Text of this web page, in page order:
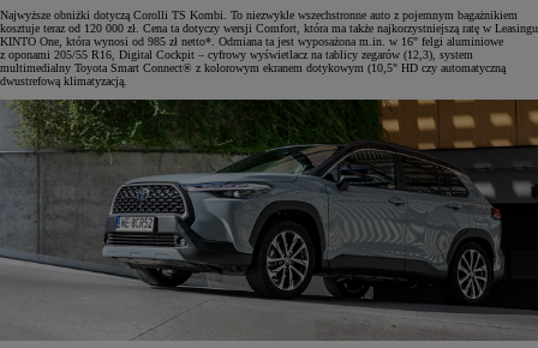
Najwyższe obniżki dotyczą Corolli TS Kombi. To niezwykle wszechstronne auto z pojemnym bagażnikiem
kosztuje teraz od 120 000 zł. Cena ta dotyczy wersji Comfort, która ma także najkorzystniejszą ratę w Leasingu
KINTO One, która wynosi od 985 zł netto*. Odmiana ta jest wyposażona m.in. w 16" felgi aluminiowe
z oponami 205/55 R16, Digital Cockpit – cyfrowy wyświetlacz na tablicy zegarów (12,3), system
multimedialny Toyota Smart Connect® z kolorowym ekranem dotykowym (10,5" HD czy automatyczną
dwustrefową klimatyzacją.